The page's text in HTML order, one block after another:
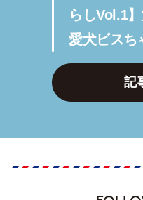
らしVol.1
愛犬ビスち
記